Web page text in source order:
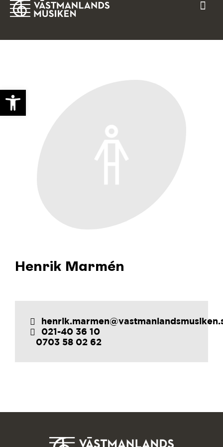
Henrik Marmén
021-40 36 10
0703 58 02 62
Open toolbar